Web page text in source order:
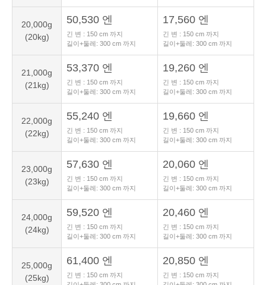
20,000g
(20kg)
50,530 엔
긴 변 : 150 cm 까지
길이+둘레: 300 cm 까지
17,560 엔
긴 변 : 150 cm 까지
길이+둘레: 300 cm 까지
21,000g
(21kg)
53,370 엔
긴 변 : 150 cm 까지
길이+둘레: 300 cm 까지
19,260 엔
긴 변 : 150 cm 까지
길이+둘레: 300 cm 까지
22,000g
(22kg)
55,240 엔
긴 변 : 150 cm 까지
길이+둘레: 300 cm 까지
19,660 엔
긴 변 : 150 cm 까지
길이+둘레: 300 cm 까지
23,000g
(23kg)
57,630 엔
긴 변 : 150 cm 까지
길이+둘레: 300 cm 까지
20,060 엔
긴 변 : 150 cm 까지
길이+둘레: 300 cm 까지
24,000g
(24kg)
59,520 엔
긴 변 : 150 cm 까지
길이+둘레: 300 cm 까지
20,460 엔
긴 변 : 150 cm 까지
길이+둘레: 300 cm 까지
25,000g
(25kg)
61,400 엔
긴 변 : 150 cm 까지
20,850 엔
긴 변 : 150 cm 까지